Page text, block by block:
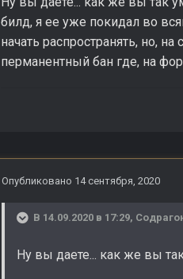
билд, я ее уже покидал во
начать распространять, но,
перманентный бан где, на
Опубликовано 14 сентября, 2020
В 14.09.2020 в 17:29,
Ну вы даете... как же вы